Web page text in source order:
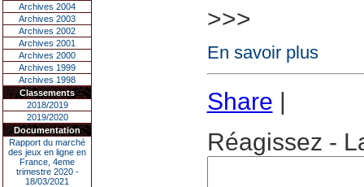
Archives 2004
Archives 2003
Archives 2002
Archives 2001
Archives 2000
Archives 1999
Archives 1998
Classements
2018/2019
2019/2020
Documentation
Rapport du marché
des jeux en ligne en
France, 4eme
trimestre 2020 -
18/03/2021
>>>
En savoir plus
Share |
Réagissez -